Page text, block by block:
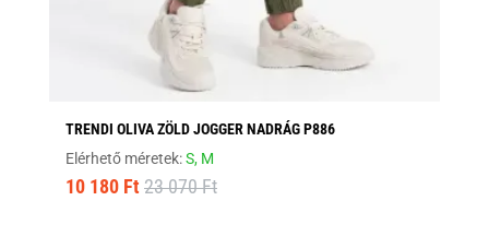
TRENDI OLIVA ZÖLD JOGGER NADRÁG P886
Elérhető méretek:S, M
10 180 Ft 23 070 Ft